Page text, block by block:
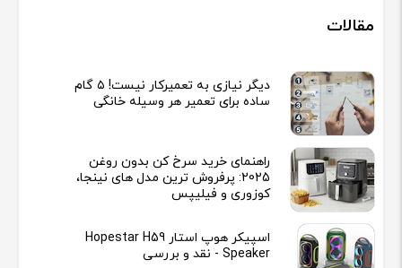
مقالات
دیگر نیازی به تعمیرکار نیست! ۵ گام
ساده برای تعمیر هر وسیله خانگی
راهنمای خرید سرخ کن بدون روغن
2025: پرفروش ترین مدل های نینجا،
کوزوری و فیلیپس
اسپیکر هوپ استار Hopestar H59
Speaker - نقد و بررسی